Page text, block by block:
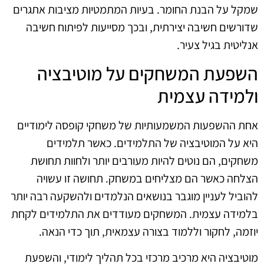
שמקל על הבנת החומר. בעיות המתמטיות מציבות אתגרים
שדורשים חשיבה יצירתית, ובכך מסייעות לפיתוח חשיבה
אנליטית בגיל צעיר.
השפעת המשחקים על מוטיבציה
ולמידה עצמית
אחת ההשפעות המשמעותיות של משחקי קופסה לימודיים
היא על המוטיבציה של התלמידים. כאשר תלמידים
משחקים, הם נוטים להיות מעורבים יותר ולחוות תחושת
הצלחה כאשר הם מצליחים במשחק. תחושה זו עשויה
להוביל לעניין מוגבר בנושאים הנלמדים ולהשקעה רבה יותר
בלמידה עצמית. המשחקים מעודדים את התלמידים לקחת
יוזמה, לחקור וללמוד בצורה עצמאית, תוך כדי הנאה.
מוטיבציה היא מרכיב מרכזי בכל תהליך לימודי, והשפעת